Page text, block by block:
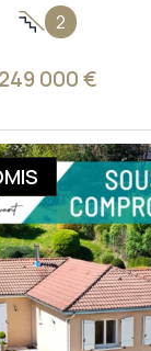
2
249 000 €
LE BIEN